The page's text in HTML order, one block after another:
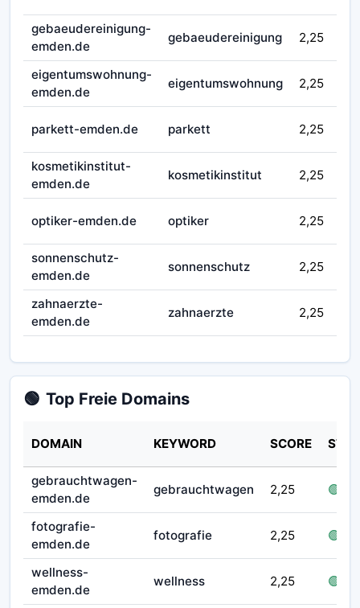
gebaeudereinigung-
emden.de
gebaeudereinigung 2,25
eigentumswohnung-
emden.de
eigentumswohnung 2,25
parkett-emden.de parkett 2,25
kosmetikinstitut-
emden.de
kosmetikinstitut 2,25
optiker-emden.de optiker 2,25
sonnenschutz-
emden.de
sonnenschutz 2,25
zahnaerzte-
emden.de
zahnaerzte 2,25
🟢 Top Freie Domains
DOMAIN KEYWORD SCORE
gebrauchtwagen-
emden.de
gebrauchtwagen 2,25 🟢
fotografie-
emden.de
fotografie 2,25 🟢
wellness-
emden.de
wellness 2,25 🟢